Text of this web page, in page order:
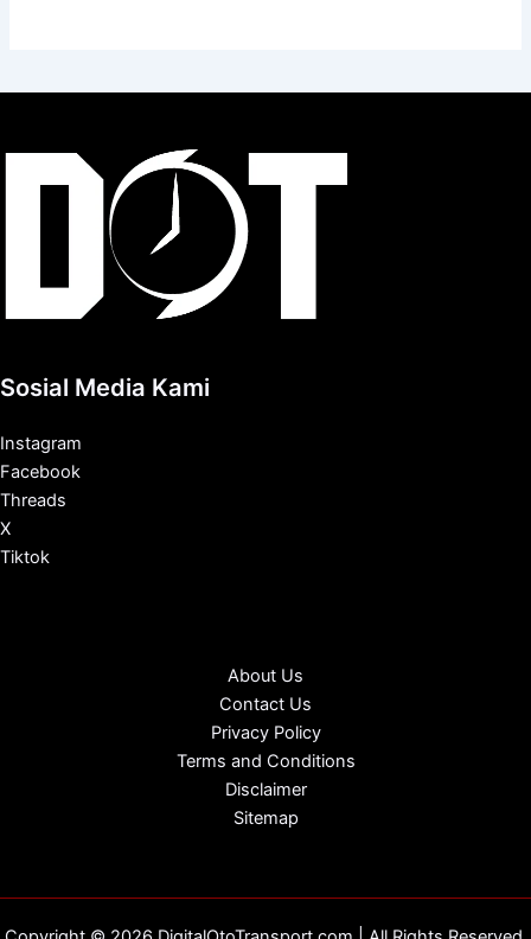
Sosial Media Kami
Instagram
Facebook
Threads
X
Tiktok
About Us
Contact Us
Privacy Policy
Terms and Conditions
Disclaimer
Sitemap